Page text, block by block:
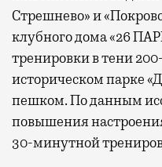
Стрешнево» и
клубного дома «26
тренировки в тени
историческом парке
пешком. По данным
повышения
30-минутной